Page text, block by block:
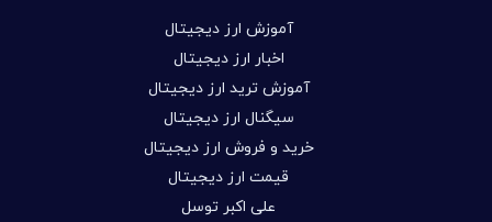
آموزش ارز دیجیتال
اخبار ارز دیجیتال
آموزش ترید ارز دیجیتال
سیگنال ارز دیجیتال
خرید و فروش ارز دیجیتال
قیمت ارز دیجیتال
علی اکبر توسل